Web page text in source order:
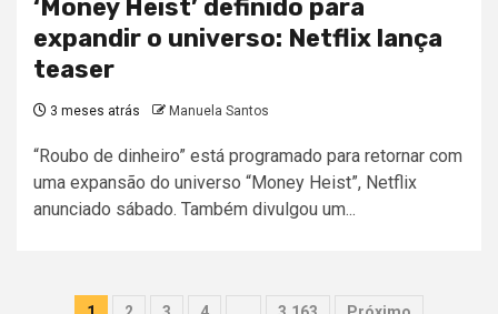
‘Money Heist’ definido para
expandir o universo: Netflix lança
teaser
3 meses atrás Manuela Santos
“Roubo de dinheiro” está programado para retornar com
uma expansão do universo “Money Heist”, Netflix
anunciado sábado. Também divulgou um...